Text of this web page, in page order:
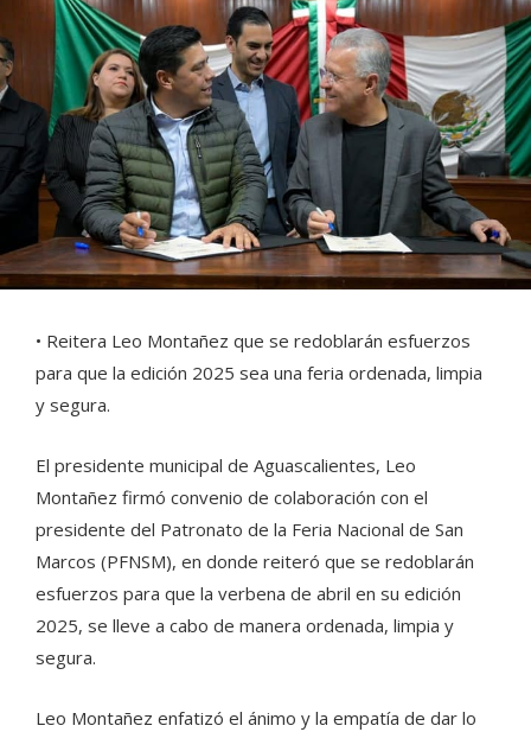
• Reitera Leo Montañez que se redoblarán esfuerzos
para que la edición 2025 sea una feria ordenada, limpia
y segura.
El presidente municipal de Aguascalientes, Leo
Montañez firmó convenio de colaboración con el
presidente del Patronato de la Feria Nacional de San
Marcos (PFNSM), en donde reiteró que se redoblarán
esfuerzos para que la verbena de abril en su edición
2025, se lleve a cabo de manera ordenada, limpia y
segura.
Leo Montañez enfatizó el ánimo y la empatía de dar lo